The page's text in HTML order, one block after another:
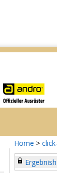
Home >